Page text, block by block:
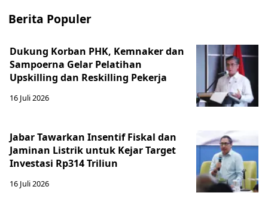
Berita Populer
Dukung Korban PHK, Kemnaker dan
Sampoerna Gelar Pelatihan
Upskilling dan Reskilling Pekerja
16 Juli 2026
Jabar Tawarkan Insentif Fiskal dan
Jaminan Listrik untuk Kejar Target
Investasi Rp314 Triliun
16 Juli 2026